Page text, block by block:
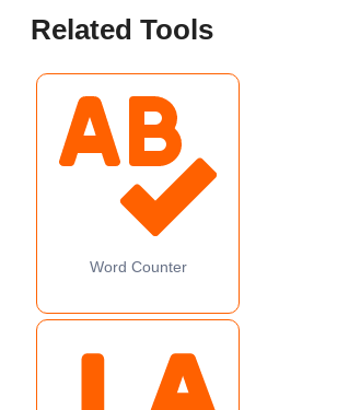
Related Tools
Word Counter